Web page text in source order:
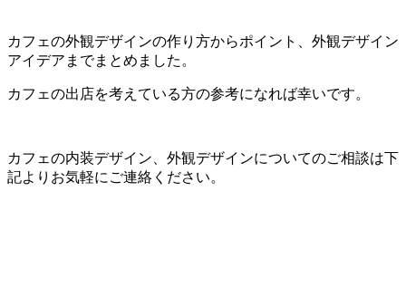
カフェの外観デザインの作り方からポイント、外観デザイン
アイデアまでまとめました。
カフェの出店を考えている方の参考になれば幸いです。
カフェの内装デザイン、外観デザインについてのご相談は下
記よりお気軽にご連絡ください。